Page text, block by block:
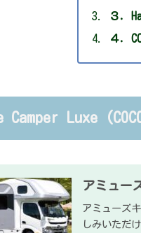
３．
４．
Camper Luxe
アミュー
アミューズ
しみいただ